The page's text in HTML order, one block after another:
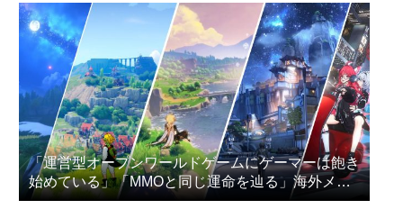
「運営型オープンワールドゲームにゲーマーは飽き
始めている」「MMOと同じ運命を辿る」海外メデ
ィアが指摘